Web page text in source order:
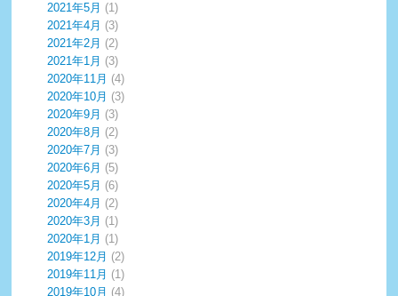
2021年5月 (1)
2021年4月 (3)
2021年2月 (2)
2021年1月 (3)
2020年11月 (4)
2020年10月 (3)
2020年9月 (3)
2020年8月 (2)
2020年7月 (3)
2020年6月 (5)
2020年5月 (6)
2020年4月 (2)
2020年3月 (1)
2020年1月 (1)
2019年12月 (2)
2019年11月 (1)
2019年10月 (4)